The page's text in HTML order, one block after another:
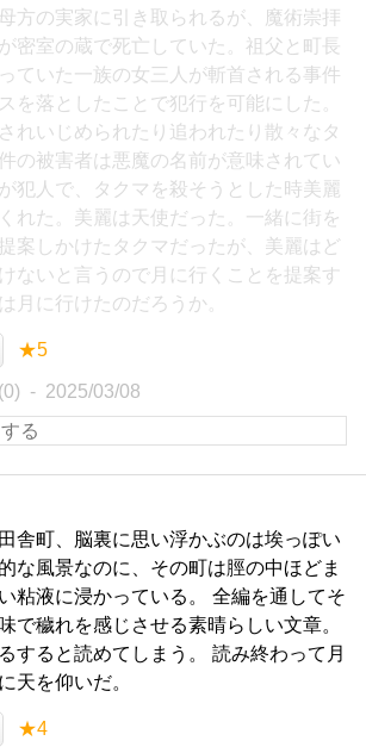
方の実家に引き取られるが、魔術崇拝
密室の蔵で死亡していた。祖父と町長
ていた一族の女三人が斬首される事件
を落としたことで犯行を可能にした。
れいじめられたり追われたり散々なタ
の被害者は悪魔の名前が意味されてい
犯人で、タクマを殺そうとした時美麗
れた。美麗は天使だった。一緒に街を
案しかけたタクマだったが、美麗はど
ないと言うので月に行くことを提案す
月に行けたのだろうか。
★5
2025/03/08
舎町、脳裏に思い浮かぶのは埃っぽい
な風景なのに、その町は脛の中ほどま
粘液に浸かっている。 全編を通してそ
で穢れを感じさせる素晴らしい文章。
すると読めてしまう。 読み終わって月
天を仰いだ。
★4